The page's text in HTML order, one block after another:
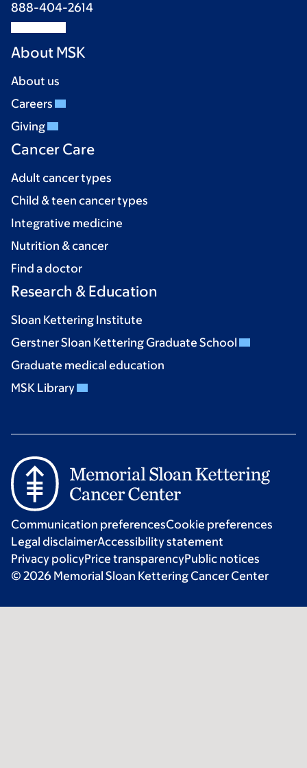
888-404-2614
About MSK
About us
Careers
Giving
Cancer Care
Adult cancer types
Child & teen cancer types
Integrative medicine
Nutrition & cancer
Find a doctor
Research & Education
Sloan Kettering Institute
Gerstner Sloan Kettering Graduate School
Graduate medical education
MSK Library
Communication preferencesCookie preferences
Legal disclaimerAccessibility statement
Privacy policyPrice transparencyPublic notices
© 2026 Memorial Sloan Kettering Cancer Center